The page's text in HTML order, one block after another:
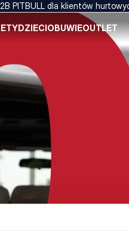
PITBULL dla klientów
DZIECIOBUWIEOUTLET